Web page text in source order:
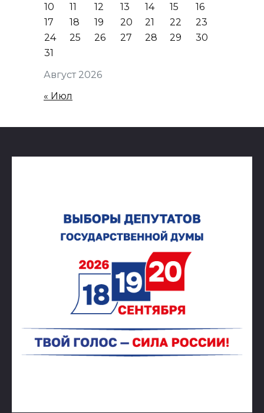
Август 2026
10
11 12 13 14 15
16
17
18 19 20 21 22
23
24
25 26 27 28 29
30
31
« Июл